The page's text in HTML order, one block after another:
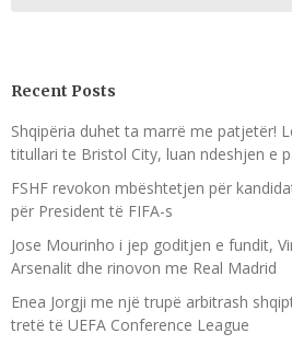
Recent Posts
Shqipëria duhet ta marrë me patjetër!
titullari te Bristol City, luan ndeshjen e
FSHF revokon mbështetjen për
për President të FIFA-s
Jose Mourinho i jep goditjen e fundit,
Arsenalit dhe rinovon me Real Madrid
Enea Jorgji me një trupë arbitrash
tretë të UEFA Conference League